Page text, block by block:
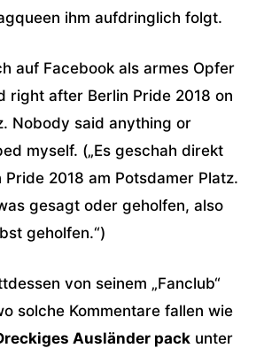
ihm aufdringlich folgt.
auf Facebook als armes Opfer
right after Berlin Pride 2018 on
Nobody said anything or
myself. („Es geschah direkt
Pride 2018 am Potsdamer Platz.
gesagt oder geholfen, also
geholfen.“)
von seinem „Fanclub“
solche Kommentare fallen wie
Ausländer pack unter